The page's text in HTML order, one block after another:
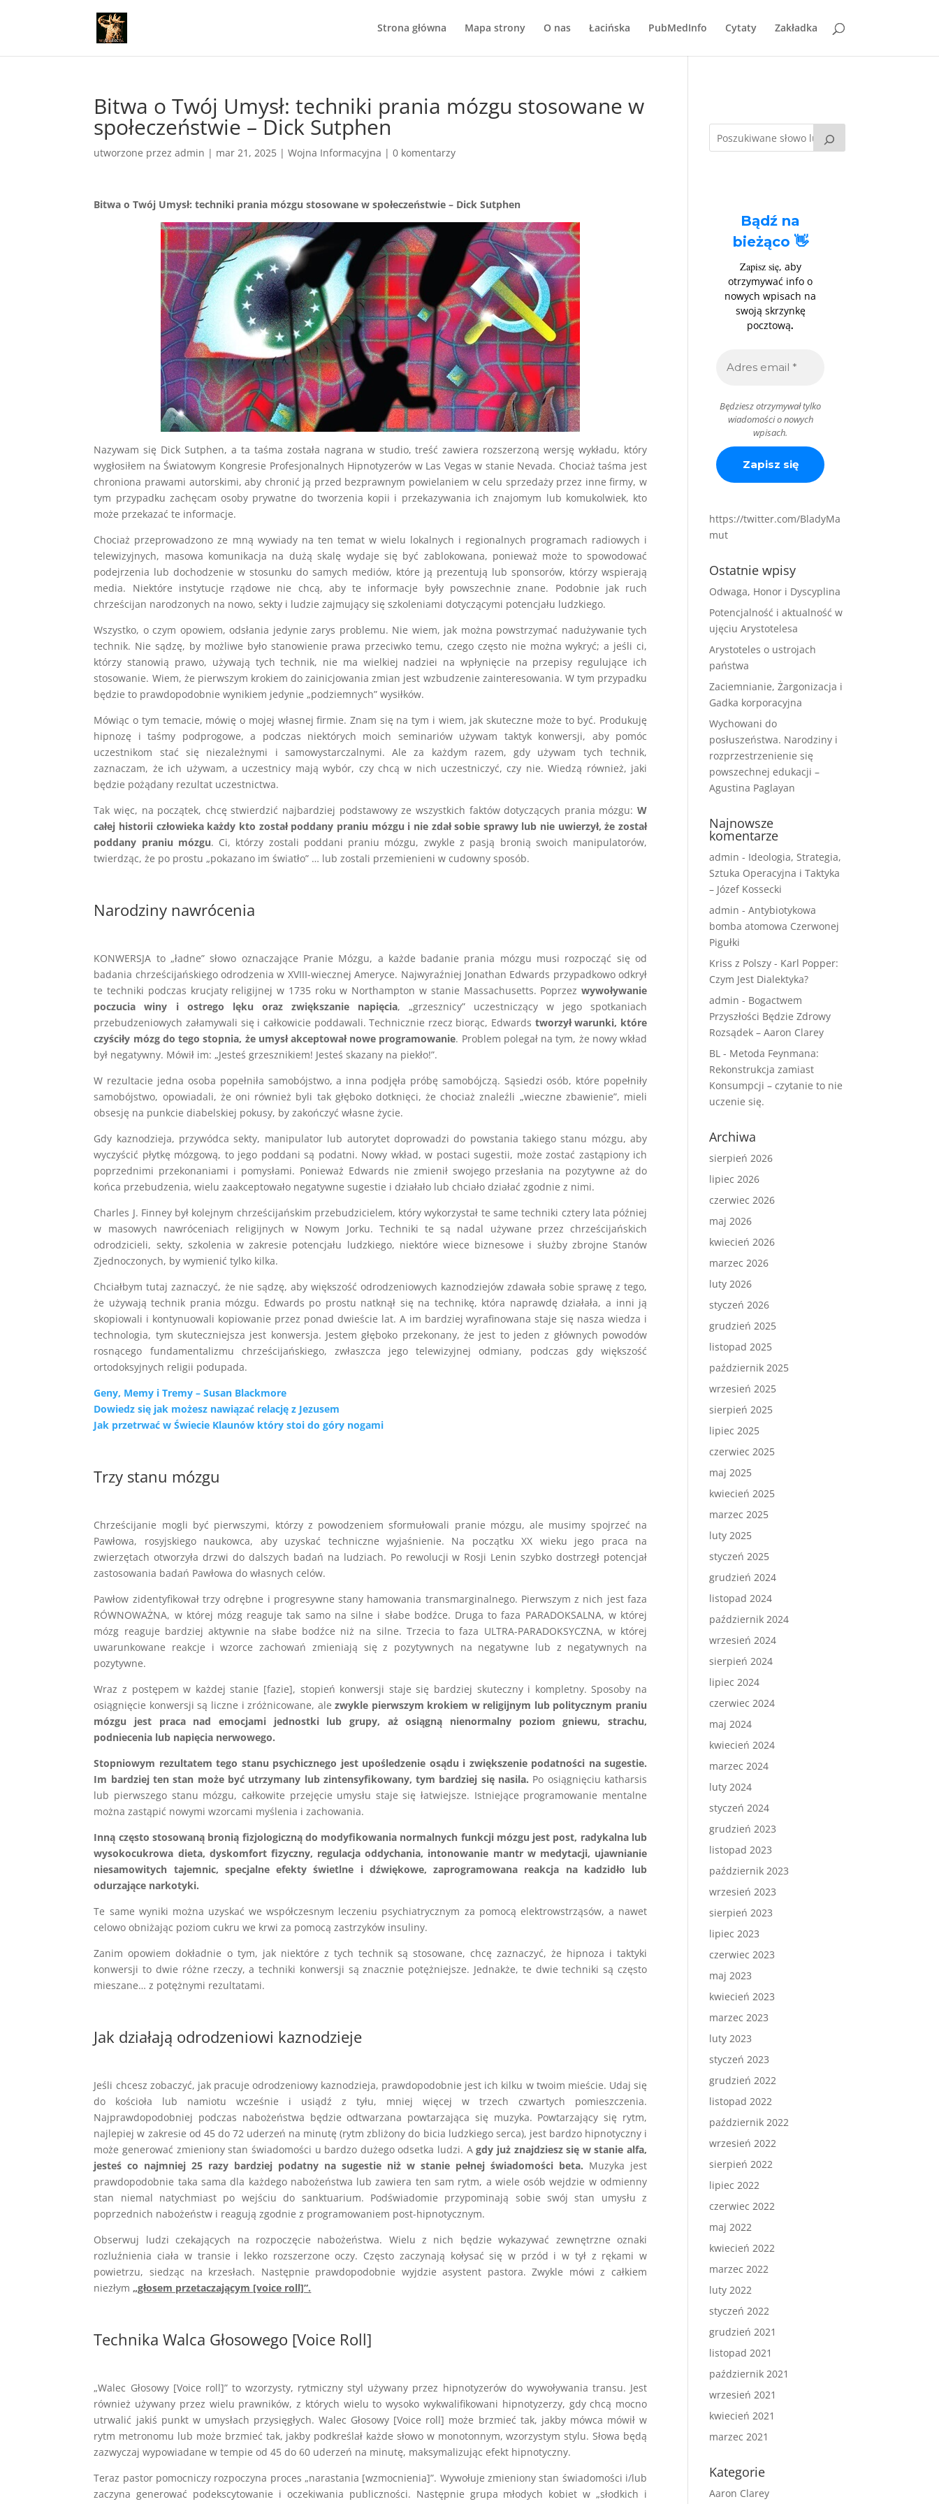
Strona główna Mapa strony O nas Łacińska PubMedInfo Cytaty Zakładka
Bitwa o Twój Umysł: techniki prania mózgu stosowane w
społeczeństwie – Dick Sutphen
utworzone przezadmin | mar 21, 2025 |Wojna Informacyjna |0 komentarzy
Bitwa o Twój Umysł: techniki prania mózgu stosowane w społeczeństwie – Dick Sutphen
Nazywam się Dick Sutphen, a ta taśma została nagrana w studio, treść zawiera rozszerzoną wersję wykładu, który
wygłosiłem na Światowym Kongresie Profesjonalnych Hipnotyzerów w Las Vegas w stanie Nevada. Chociaż taśma jest
chroniona prawami autorskimi, aby chronić ją przed bezprawnym powielaniem w celu sprzedaży przez inne firmy, w
tym przypadku zachęcam osoby prywatne do tworzenia kopii i przekazywania ich znajomym lub komukolwiek, kto
może przekazać te informacje.
Chociaż przeprowadzono ze mną wywiady na ten temat w wielu lokalnych i regionalnych programach radiowych i
telewizyjnych, masowa komunikacja na dużą skalę wydaje się być zablokowana, ponieważ może to spowodować
podejrzenia lub dochodzenie w stosunku do samych mediów, które ją prezentują lub sponsorów, którzy wspierają
media. Niektóre instytucje rządowe nie chcą, aby te informacje były powszechnie znane. Podobnie jak ruch
chrześcijan narodzonych na nowo, sekty i ludzie zajmujący się szkoleniami dotyczącymi potencjału ludzkiego.
Wszystko, o czym opowiem, odsłania jedynie zarys problemu. Nie wiem, jak można powstrzymać nadużywanie tych
technik. Nie sądzę, by możliwe było stanowienie prawa przeciwko temu, czego często nie można wykryć; a jeśli ci,
którzy stanowią prawo, używają tych technik, nie ma wielkiej nadziei na wpłynięcie na przepisy regulujące ich
stosowanie. Wiem, że pierwszym krokiem do zainicjowania zmian jest wzbudzenie zainteresowania. W tym przypadku
będzie to prawdopodobnie wynikiem jedynie „podziemnych” wysiłków.
Mówiąc o tym temacie, mówię o mojej własnej firmie. Znam się na tym i wiem, jak skuteczne może to być. Produkuję
hipnozę i taśmy podprogowe, a podczas niektórych moich seminariów używam taktyk konwersji, aby pomóc
uczestnikom stać się niezależnymi i samowystarczalnymi. Ale za każdym razem, gdy używam tych technik,
zaznaczam, że ich używam, a uczestnicy mają wybór, czy chcą w nich uczestniczyć, czy nie. Wiedzą również, jaki
będzie pożądany rezultat uczestnictwa.
Tak więc, na początek, chcę stwierdzić najbardziej podstawowy ze wszystkich faktów dotyczących prania mózgu:W
całej historii człowieka każdy kto został poddany praniu mózgu i nie zdał sobie sprawy lub nie uwierzył, że został
poddany praniu mózgu. Ci, którzy zostali poddani praniu mózgu, zwykle z pasją bronią swoich manipulatorów,
twierdząc, że po prostu „pokazano im światło” … lub zostali przemienieni w cudowny sposób.
Narodziny nawrócenia
KONWERSJA to „ładne” słowo oznaczające Pranie Mózgu, a każde badanie prania mózgu musi rozpocząć się od
badania chrześcijańskiego odrodzenia w XVIII-wiecznej Ameryce. Najwyraźniej Jonathan Edwards przypadkowo odkrył
te techniki podczas krucjaty religijnej w 1735 roku w Northampton w stanie Massachusetts. Poprzezwywoływanie
poczucia winy i ostrego lęku oraz zwiększanie napięcia, „grzesznicy” uczestniczący w jego spotkaniach
przebudzeniowych załamywali się i całkowicie poddawali. Technicznie rzecz biorąc, Edwards tworzył warunki, które
czyściły mózg do tego stopnia, że umysł akceptował nowe programowanie. Problem polegał na tym, że nowy wkład
był negatywny. Mówił im: „Jesteś grzesznikiem! Jesteś skazany na piekło!”.
W rezultacie jedna osoba popełniła samobójstwo, a inna podjęła próbę samobójczą. Sąsiedzi osób, które popełniły
samobójstwo, opowiadali, że oni również byli tak głęboko dotknięci, że chociaż znaleźli „wieczne zbawienie”, mieli
obsesję na punkcie diabelskiej pokusy, by zakończyć własne życie.
Gdy kaznodzieja, przywódca sekty, manipulator lub autorytet doprowadzi do powstania takiego stanu mózgu, aby
wyczyścić płytkę mózgową, to jego poddani są podatni. Nowy wkład, w postaci sugestii, może zostać zastąpiony ich
poprzednimi przekonaniami i pomysłami. Ponieważ Edwards nie zmienił swojego przesłania na pozytywne aż do
końca przebudzenia, wielu zaakceptowało negatywne sugestie i działało lub chciało działać zgodnie z nimi.
Charles J. Finney był kolejnym chrześcijańskim przebudzicielem, który wykorzystał te same techniki cztery lata później
w masowych nawróceniach religijnych w Nowym Jorku. Techniki te są nadal używane przez chrześcijańskich
odrodzicieli, sekty, szkolenia w zakresie potencjału ludzkiego, niektóre wiece biznesowe i służby zbrojne Stanów
Zjednoczonych, by wymienić tylko kilka.
Chciałbym tutaj zaznaczyć, że nie sądzę, aby większość odrodzeniowych kaznodziejów zdawała sobie sprawę z tego,
że używają technik prania mózgu. Edwards po prostu natknął się na technikę, która naprawdę działała, a inni ją
skopiowali i kontynuowali kopiowanie przez ponad dwieście lat. A im bardziej wyrafinowana staje się nasza wiedza i
technologia, tym skuteczniejsza jest konwersja. Jestem głęboko przekonany, że jest to jeden z głównych powodów
rosnącego fundamentalizmu chrześcijańskiego, zwłaszcza jego telewizyjnej odmiany, podczas gdy większość
ortodoksyjnych religii podupada.
Geny, Memy i Tremy – Susan Blackmore
Dowiedz się jak możesz nawiązać relację z Jezusem
Jak przetrwać w Świecie Klaunów który stoi do góry nogami
Trzy stanu mózgu
Chrześcijanie mogli być pierwszymi, którzy z powodzeniem sformułowali pranie mózgu, ale musimy spojrzeć na
Pawłowa, rosyjskiego naukowca, aby uzyskać techniczne wyjaśnienie. Na początku XX wieku jego praca na
zwierzętach otworzyła drzwi do dalszych badań na ludziach. Po rewolucji w Rosji Lenin szybko dostrzegł potencjał
zastosowania badań Pawłowa do własnych celów.
Pawłow zidentyfikował trzy odrębne i progresywne stany hamowania transmarginalnego. Pierwszym z nich jest faza
RÓWNOWAŻNA, w której mózg reaguje tak samo na silne i słabe bodźce. Druga to faza PARADOKSALNA, w której
mózg reaguje bardziej aktywnie na słabe bodźce niż na silne. Trzecia to faza ULTRA-PARADOKSYCZNA, w której
uwarunkowane reakcje i wzorce zachowań zmieniają się z pozytywnych na negatywne lub z negatywnych na
pozytywne.
Wraz z postępem w każdej stanie [fazie], stopień konwersji staje się bardziej skuteczny i kompletny. Sposoby na
osiągnięcie konwersji są liczne i zróżnicowane, alezwykle pierwszym krokiem w religijnym lub politycznym praniu
mózgu jest praca nad emocjami jednostki lub grupy, aż osiągną nienormalny poziom gniewu, strachu,
podniecenia lub napięcia nerwowego.
Stopniowym rezultatem tego stanu psychicznego jest upośledzenie osądu i zwiększenie podatności na sugestie.
Im bardziej ten stan może być utrzymany lub zintensyfikowany, tym bardziej się nasila. Po osiągnięciu katharsis
lub pierwszego stanu mózgu, całkowite przejęcie umysłu staje się łatwiejsze. Istniejące programowanie mentalne
można zastąpić nowymi wzorcami myślenia i zachowania.
Inną często stosowaną bronią fizjologiczną do modyfikowania normalnych funkcji mózgu jest post, radykalna lub
wysokocukrowa dieta, dyskomfort fizyczny, regulacja oddychania, intonowanie mantr w medytacji, ujawnianie
niesamowitych tajemnic, specjalne efekty świetlne i dźwiękowe, zaprogramowana reakcja na kadzidło lub
odurzające narkotyki.
Te same wyniki można uzyskać we współczesnym leczeniu psychiatrycznym za pomocą elektrowstrząsów, a nawet
celowo obniżając poziom cukru we krwi za pomocą zastrzyków insuliny.
Zanim opowiem dokładnie o tym, jak niektóre z tych technik są stosowane, chcę zaznaczyć, że hipnoza i taktyki
konwersji to dwie różne rzeczy, a techniki konwersji są znacznie potężniejsze. Jednakże, te dwie techniki są często
mieszane… z potężnymi rezultatami.
Jak działają odrodzeniowi kaznodzieje
Jeśli chcesz zobaczyć, jak pracuje odrodzeniowy kaznodzieja, prawdopodobnie jest ich kilku w twoim mieście. Udaj się
do kościoła lub namiotu wcześnie i usiądź z tyłu, mniej więcej w trzech czwartych pomieszczenia.
Najprawdopodobniej podczas nabożeństwa będzie odtwarzana powtarzająca się muzyka. Powtarzający się rytm,
najlepiej w zakresie od 45 do 72 uderzeń na minutę (rytm zbliżony do bicia ludzkiego serca), jest bardzo hipnotyczny i
może generować zmieniony stan świadomości u bardzo dużego odsetka ludzi. Agdy już znajdziesz się w stanie alfa,
jesteś co najmniej 25 razy bardziej podatny na sugestie niż w stanie pełnej świadomości beta. Muzyka jest
prawdopodobnie taka sama dla każdego nabożeństwa lub zawiera ten sam rytm, a wiele osób wejdzie w odmienny
stan niemal natychmiast po wejściu do sanktuarium. Podświadomie przypominają sobie swój stan umysłu z
poprzednich nabożeństw i reagują zgodnie z programowaniem post-hipnotycznym.
Obserwuj ludzi czekających na rozpoczęcie nabożeństwa. Wielu z nich będzie wykazywać zewnętrzne oznaki
rozluźnienia ciała w transie i lekko rozszerzone oczy. Często zaczynają kołysać się w przód i w tył z rękami w
powietrzu, siedząc na krzesłach. Następnie prawdopodobnie wyjdzie asystent pastora. Zwykle mówi z całkiem
niezłym„głosem przetaczającym [voice roll]”.
Technika Walca Głosowego [Voice Roll]
„Walec Głosowy [Voice roll]” to wzorzysty, rytmiczny styl używany przez hipnotyzerów do wywoływania transu. Jest
również używany przez wielu prawników, z których wielu to wysoko wykwalifikowani hipnotyzerzy, gdy chcą mocno
utrwalić jakiś punkt w umysłach przysięgłych. Walec Głosowy [Voice roll] może brzmieć tak, jakby mówca mówił w
rytm metronomu lub może brzmieć tak, jakby podkreślał każde słowo w monotonnym, wzorzystym stylu. Słowa będą
zazwyczaj wypowiadane w tempie od 45 do 60 uderzeń na minutę, maksymalizując efekt hipnotyczny.
Teraz pastor pomocniczy rozpoczyna proces „narastania [wzmocnienia]”. Wywołuje zmieniony stan świadomości i/lub
zaczyna generować podekscytowanie i oczekiwania publiczności. Następnie grupa młodych kobiet w „słodkich i
Bądź na
bieżąco 👋
Zapisz się, aby
otrzymywać info o
nowych wpisach na
swoją skrzynkę
pocztową.
Będziesz otrzymywał tylko
wiadomości o nowych
wpisach.
https://twitter.com/BladyMa
mut
Ostatnie wpisy
Odwaga, Honor i Dyscyplina
Potencjalność i aktualność w
ujęciu Arystotelesa
Arystoteles o ustrojach
państwa
Zaciemnianie, Żargonizacja i
Gadka korporacyjna
Wychowani do
posłuszeństwa. Narodziny i
rozprzestrzenienie się
powszechnej edukacji –
Agustina Paglayan
Najnowsze
komentarze
admin - Ideologia, Strategia,
Sztuka Operacyjna i Taktyka
– Józef Kossecki
admin -Antybiotykowa
bomba atomowa Czerwonej
Pigułki
Kriss z Polszy - Karl Popper:
Czym Jest Dialektyka?
admin - Bogactwem
Przyszłości Będzie Zdrowy
Rozsądek – Aaron Clarey
BL - Metoda Feynmana:
Rekonstrukcja zamiast
Konsumpcji – czytanie to nie
uczenie się.
Archiwa
sierpień 2026
lipiec 2026
czerwiec 2026
maj 2026
kwiecień 2026
marzec 2026
luty 2026
styczeń 2026
grudzień 2025
listopad 2025
październik 2025
wrzesień 2025
sierpień 2025
lipiec 2025
czerwiec 2025
maj 2025
kwiecień 2025
marzec 2025
luty 2025
styczeń 2025
grudzień 2024
listopad 2024
październik 2024
wrzesień 2024
sierpień 2024
lipiec 2024
czerwiec 2024
maj 2024
kwiecień 2024
marzec 2024
luty 2024
styczeń 2024
grudzień 2023
listopad 2023
październik 2023
wrzesień 2023
sierpień 2023
lipiec 2023
czerwiec 2023
maj 2023
kwiecień 2023
marzec 2023
luty 2023
styczeń 2023
grudzień 2022
listopad 2022
październik 2022
wrzesień 2022
sierpień 2022
lipiec 2022
czerwiec 2022
maj 2022
kwiecień 2022
marzec 2022
luty 2022
styczeń 2022
grudzień 2021
listopad 2021
październik 2021
wrzesień 2021
kwiecień 2021
marzec 2021
Kategorie
Aaron Clarey